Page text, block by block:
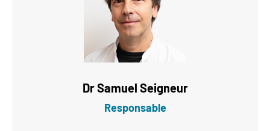
DrSamuel Seigneur
Responsable